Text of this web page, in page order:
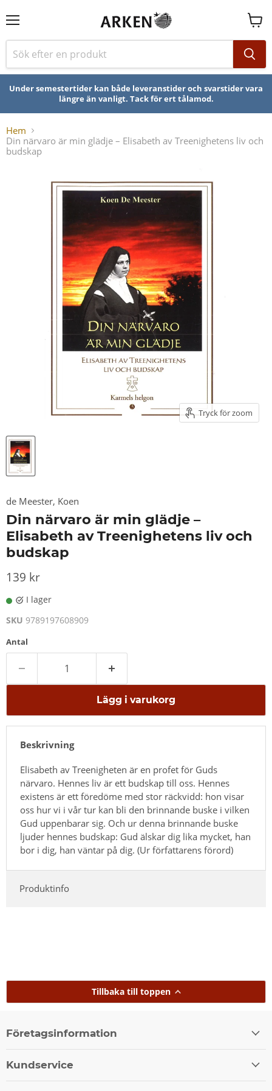
Se
Under semestertider kan både leveranstider och svarstider vara
längre än vanligt. Tack för ert tålamod.
Hem
Din närvaro är min glädje – Elisabeth av Treenighetens liv och
budskap
Tryck för zoom
de Meester, Koen
Din närvaro är min glädje –
Elisabeth av Treenighetens liv och
budskap
139 kr
I lager
SKU 9789197608909
Antal
Lägg i varukorg
Beskrivning
Elisabeth av Treenigheten är en profet för Guds
närvaro. Hennes liv är ett budskap till oss. Hennes
existens är ett föredöme med stor räckvidd: hon visar
oss hur vi i vår tur kan bli den brinnande buske i vilken
Gud uppenbarar sig. Och ur denna brinnande buske
ljuder hennes budskap: Gud älskar dig lika mycket, han
bor i dig, han väntar på dig. (Ur författarens förord)
Produktinfo
Tillbaka till toppen
Företagsinformation
Kundservice